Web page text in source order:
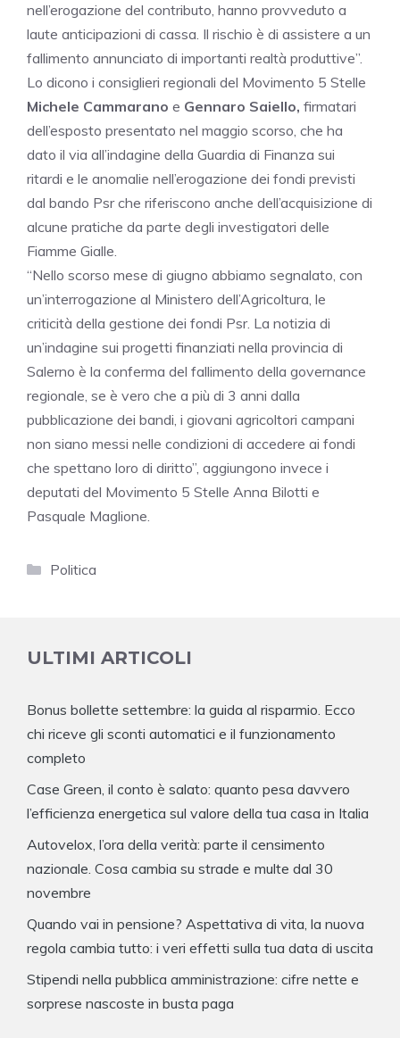
nell’erogazione del contributo, hanno provveduto a
laute anticipazioni di cassa. Il rischio è di assistere a un
fallimento annunciato di importanti realtà produttive”.
Lo dicono i consiglieri regionali del Movimento 5 Stelle
Michele Cammarano e Gennaro Saiello, firmatari
dell’esposto presentato nel maggio scorso, che ha
dato il via all’indagine della Guardia di Finanza sui
ritardi e le anomalie nell’erogazione dei fondi previsti
dal bando Psr che riferiscono anche dell’acquisizione di
alcune pratiche da parte degli investigatori delle
Fiamme Gialle.
“Nello scorso mese di giugno abbiamo segnalato, con
un’interrogazione al Ministero dell’Agricoltura, le
criticità della gestione dei fondi Psr. La notizia di
un’indagine sui progetti finanziati nella provincia di
Salerno è la conferma del fallimento della governance
regionale, se è vero che a più di 3 anni dalla
pubblicazione dei bandi, i giovani agricoltori campani
non siano messi nelle condizioni di accedere ai fondi
che spettano loro di diritto”, aggiungono invece i
deputati del Movimento 5 Stelle Anna Bilotti e
Pasquale Maglione.
Categorie
Politica
ULTIMI ARTICOLI
Bonus bollette settembre: la guida al risparmio. Ecco
chi riceve gli sconti automatici e il funzionamento
completo
Case Green, il conto è salato: quanto pesa davvero
l’efficienza energetica sul valore della tua casa in Italia
Autovelox, l’ora della verità: parte il censimento
nazionale. Cosa cambia su strade e multe dal 30
novembre
Quando vai in pensione? Aspettativa di vita, la nuova
regola cambia tutto: i veri effetti sulla tua data di uscita
Stipendi nella pubblica amministrazione: cifre nette e
sorprese nascoste in busta paga